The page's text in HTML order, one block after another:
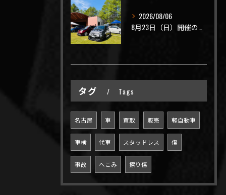
2026/08/06
タグ Tags
名古屋 車 買取 販売 軽自動車
車検 代車 スタッドレス 傷
事故 へこみ 擦り傷